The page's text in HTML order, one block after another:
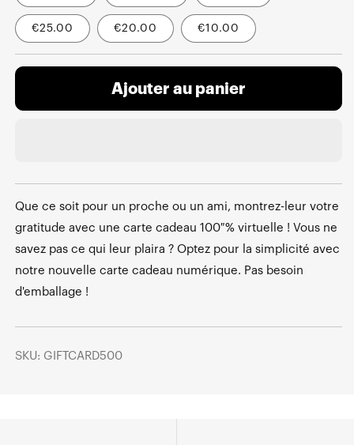
€25.00 €20.00 €10.00
Ajouter au panier
Que ce soit pour un proche ou un ami, montrez-leur votre
gratitude avec une carte cadeau 100 % virtuelle ! Vous ne
savez pas ce qui leur plaira ? Optez pour la simplicité avec
notre nouvelle carte cadeau numérique. Pas besoin
d'emballage !
SKU: GIFTCARD500